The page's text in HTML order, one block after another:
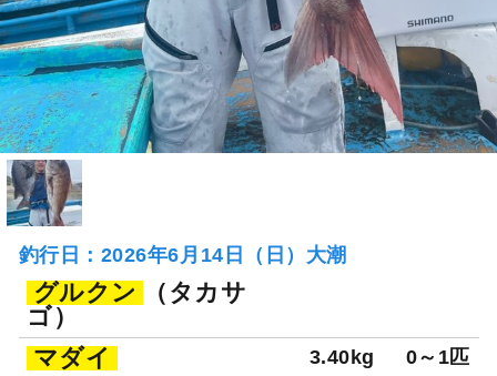
釣行日：2026年6月14日（日）大潮
グルクン
（タカサ
ゴ）
マダイ
3.40kg 0～1匹